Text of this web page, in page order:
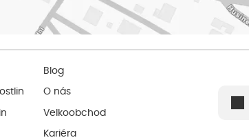
Blog
O nás
Velkoobchod
Kariéra